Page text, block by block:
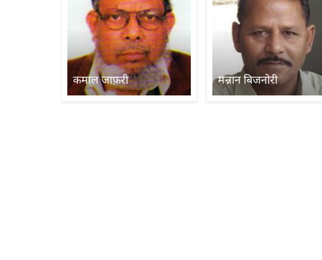
कमाल जाफ़री मन्नान बिजनोरी